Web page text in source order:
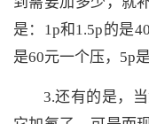
是：1p和1.5p的是
是60元一个压，5p
3.还有的是，